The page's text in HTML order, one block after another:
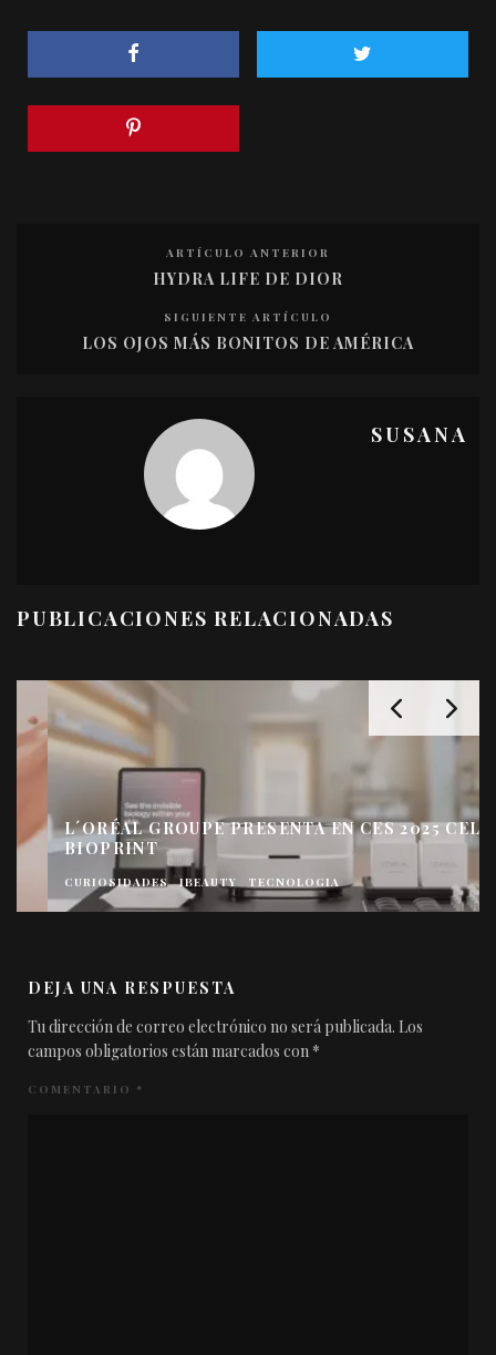
ARTÍCULO ANTERIOR
HYDRA LIFE DE DIOR
SIGUIENTE ARTÍCULO
LOS OJOS MÁS BONITOS DE AMÉRICA
SUSANA
PUBLICACIONES RELACIONADAS
L´ORÉAL GROUPE PRESENTA EN CES 2025 CELL
BIOPRINT
CURIOSIDADES IBEAUTY TECNOLOGIA
DEJA UNA RESPUESTA
Tu dirección de correo electrónico no será publicada. Los
campos obligatorios están marcados con *
COMENTARIO *